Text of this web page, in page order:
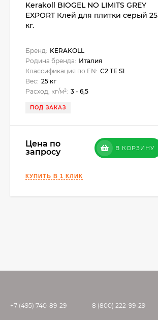
Kerakoll BIOGEL NO LIMITS GREY
EXPORT Клей для плитки серый 25
кг.
Бренд: KERAKOLL
Родина бренда: Италия
Классификация по EN: С2 ТE S1
Вес: 25 кг
Расход, кг/м²: 3 - 6,5
ПОД ЗАКАЗ
Цена по
запросу
В КОРЗИНУ
+7 (495) 740-89-29 8 (800) 222-99-29